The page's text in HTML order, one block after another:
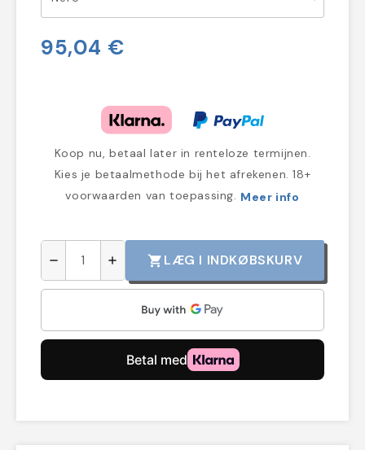
95,04 €
Koop nu, betaal later in renteloze termijnen.
Kies je betaalmethode bij het afrekenen. 18+
voorwaarden van toepassing. Meer info
remove add shopping_cart LÆG I INDKØBSKURV